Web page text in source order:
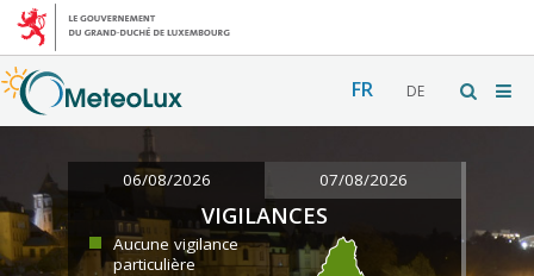
FR DE
06/08/2026 07/08/2026
VIGILANCES
Aucune vigilance
particulière